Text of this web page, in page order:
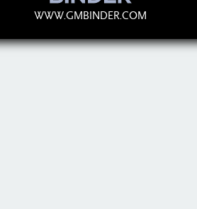
WWW.GMBINDER.COM